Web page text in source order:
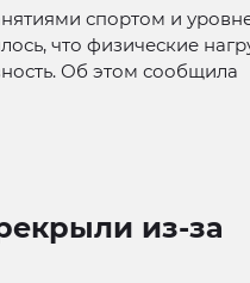
спортом и
что физические
Об этом сообщила
из-за